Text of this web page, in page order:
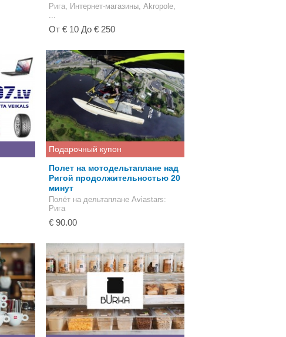
Рига, Интернет-магазины, Akropole,
...
От € 10 До € 250
Подарочный купон
Полет на мотодельтаплане над
Ригой продолжительностью 20
минут
Полёт на дельтаплане Aviastars:
Рига
€ 90.00